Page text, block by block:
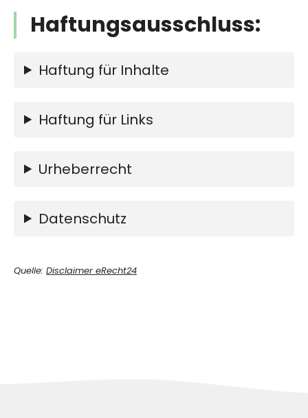
Haftungsausschluss:
Haftung für Inhalte
Haftung für Links
Urheberrecht
Datenschutz
Quelle: Disclaimer eRecht24